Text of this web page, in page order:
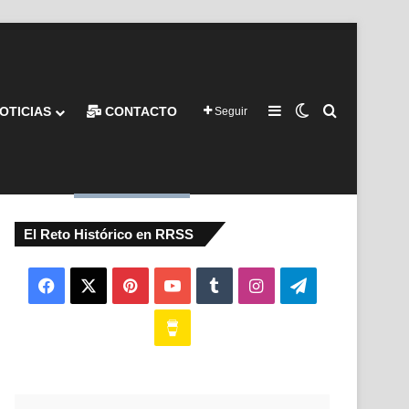
CONTACTO Seguir Barra lateral
Switch skin
El Reto Histórico en RRSS
Facebook PinterestYouTubeTumblrInstagramTelegram